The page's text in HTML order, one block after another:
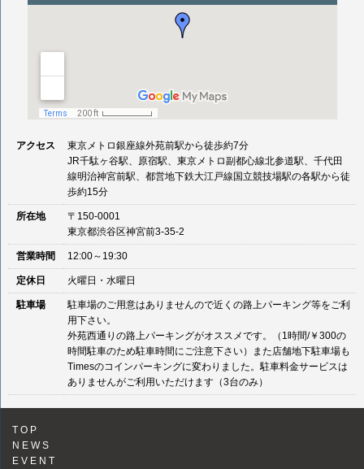
アクセス
東京メトロ銀座線外苑前駅から徒歩約7分
JR千駄ヶ谷駅、原宿駅、東京メトロ副都心線北参道駅、千代田
線明治神宮前駅、都営地下鉄大江戸線国立競技場駅の各駅から徒
歩約15分
所在地
〒150-0001
東京都渋谷区神宮前3-35-2
営業時間 12:00～19:30
定休日 火曜日・水曜日
駐車場
駐車場のご用意はありませんので近くの路上パーキング等をご利
用下さい。
外苑西通りの路上パーキングがオススメです。（1時間/￥300の
時間駐車のため駐車時間にご注意下さい）また店舗地下駐車場も
Timesのコインパーキングに変わりました。駐車料金サービスは
ありませんがご利用いただけます（3台のみ）
TOP
NEWS
EVENT